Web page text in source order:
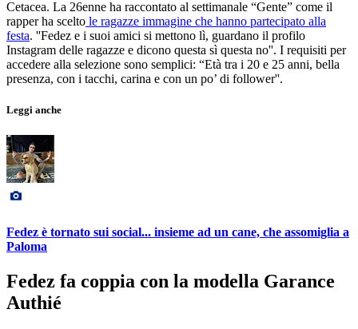
Cetacea. La 26enne ha raccontato al settimanale “Gente” come il
rapper ha scelto le ragazze immagine che hanno partecipato alla
festa. ''Fedez e i suoi amici si mettono lì, guardano il profilo
Instagram delle ragazze e dicono questa sì questa no''. I requisiti per
accedere alla selezione sono semplici: “Età tra i 20 e 25 anni, bella
presenza, con i tacchi, carina e con un po’ di follower''.
Leggi anche
Fedez è tornato sui social... insieme ad un cane, che assomiglia a
Paloma
Fedez fa coppia con la modella Garance
Authié